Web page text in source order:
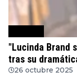
"Lucinda Brand
tras su
26 octubre 2025